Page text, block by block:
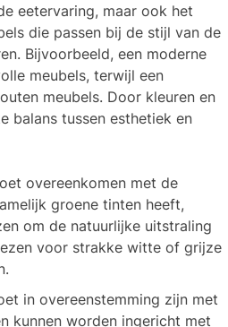
eetervaring, maar ook het
die passen bij de stijl van de
Bijvoorbeeld, een moderne
meubels, terwijl een
meubels. Door kleuren en
balans tussen esthetiek en
overeenkomen met de
groene tinten heeft,
om de natuurlijke uitstraling
voor strakke witte of grijze
in overeenstemming zijn met
kunnen worden ingericht met